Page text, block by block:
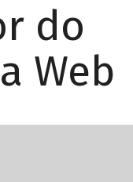
do
Web